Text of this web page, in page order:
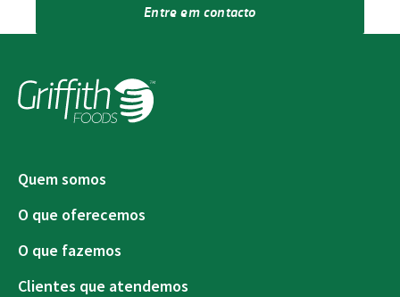
Entre em contacto
Quem somos
O que oferecemos
O que fazemos
Clientes que atendemos